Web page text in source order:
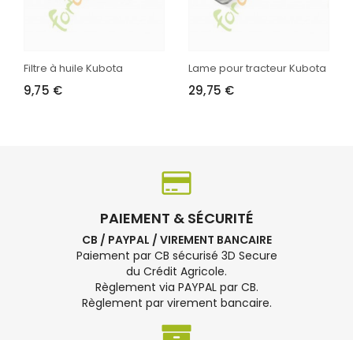
Filtre à huile Kubota
9,75 €
Lame pour tracteur Kubota
29,75 €
PAIEMENT & SÉCURITÉ
CB / PAYPAL / VIREMENT BANCAIRE
Paiement par CB sécurisé 3D Secure
du Crédit Agricole.
Règlement via PAYPAL par CB.
Règlement par virement bancaire.